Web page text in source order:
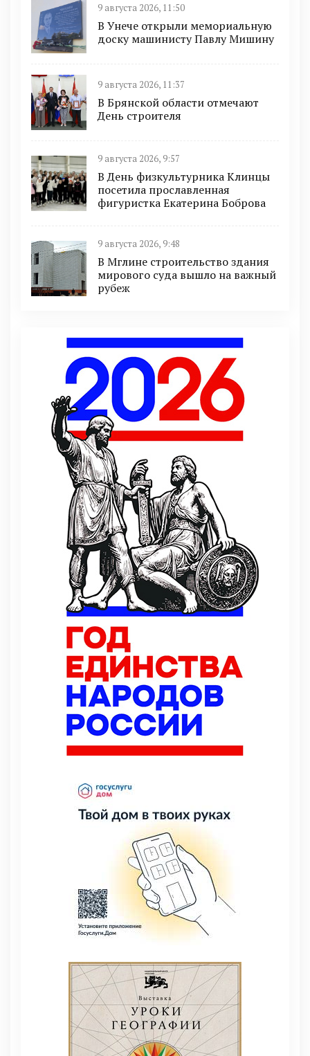
9 августа 2026, 11:50
В Унече открыли мемориальную
доску машинисту Павлу Мишину
9 августа 2026, 11:37
В Брянской области отмечают
День строителя
9 августа 2026, 9:57
В День физкультурника Клинцы
посетила прославленная
фигуристка Екатерина Боброва
9 августа 2026, 9:48
В Мглине строительство здания
мирового суда вышло на важный
рубеж